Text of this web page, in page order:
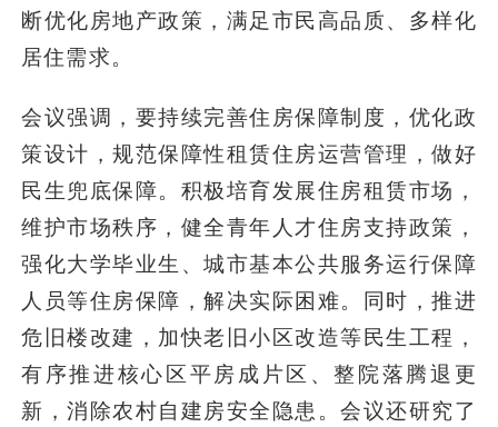
断优化房地产政策，满足市民高品质、多样化
居住需求。
会议强调，要持续完善住房保障制度，优化政
策设计，规范保障性租赁住房运营管理，做好
民生兜底保障。积极培育发展住房租赁市场，
维护市场秩序，健全青年人才住房支持政策，
强化大学毕业生、城市基本公共服务运行保障
人员等住房保障，解决实际困难。同时，推进
危旧楼改建，加快老旧小区改造等民生工程，
有序推进核心区平房成片区、整院落腾退更
新，消除农村自建房安全隐患。会议还研究了